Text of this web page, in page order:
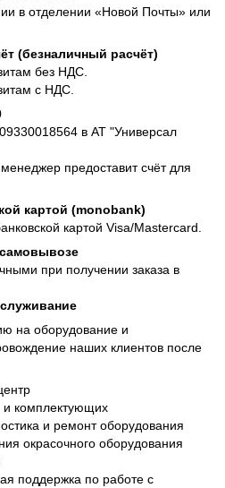
в отделении «Новой Почты» или
(безналичный расчёт)
без НДС.
с НДС.
в АТ "Универсал
предоставит счёт для
картой (monobank)
картой Visa/Mastercard.
при получении заказа в
на оборудование и
наших клиентов после
и комплектующих
и ремонт оборудования
окрасочного оборудования
поддержка по работе с